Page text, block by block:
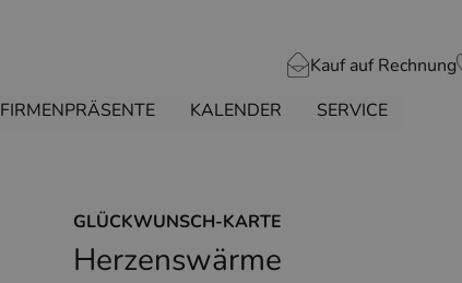
Kauf auf Rechnung
FIRMENPRÄSENTE KALENDER SERVICE
GLÜCKWUNSCH-KARTE
Herzenswärme